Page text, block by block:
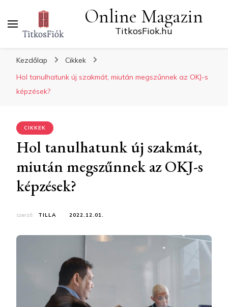
Online Magazin
TitkosFiok.hu
Kezdőlap
Cikkek
Hol tanulhatunk új szakmát, miután megszűnnek az OKJ-s
képzések?
CIKKEK
Hol tanulhatunk új szakmát,
miután megszűnnek az OKJ-s
képzések?
szerző: TILLA 2022.12.01.